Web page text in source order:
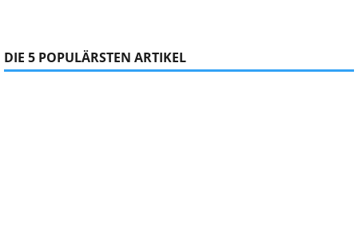
DIE 5 POPULÄRSTEN ARTIKEL